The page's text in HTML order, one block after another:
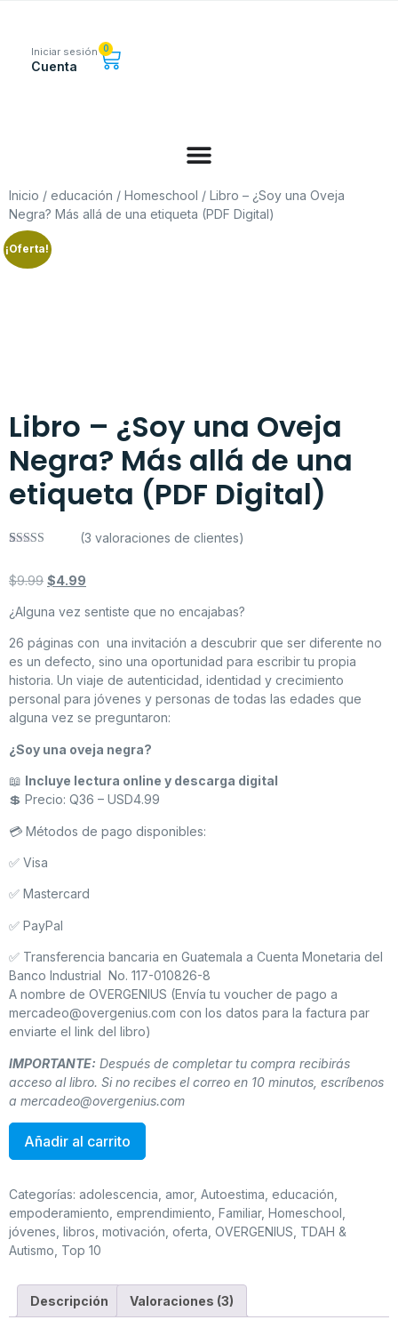
Iniciar sesión
Cuenta
0
Inicio / educación / Homeschool / Libro – ¿Soy una Oveja
Negra? Más allá de una etiqueta (PDF Digital)
¡Oferta!
Libro – ¿Soy una Oveja
Negra? Más allá de una
etiqueta (PDF Digital)
base a
de clientes
(3 valoraciones de clientes)
$9.99 $4.99
¿Alguna vez sentiste que no encajabas?
26 páginas con una invitación a descubrir que ser diferente no
es un defecto, sino una oportunidad para escribir tu propia
historia. Un viaje de autenticidad, identidad y crecimiento
personal para jóvenes y personas de todas las edades que
alguna vez se preguntaron:
¿Soy una oveja negra?
📖 Incluye lectura online y descarga digital
💲 Precio: Q36 – USD4.99
💳 Métodos de pago disponibles:
✅ Visa
✅ Mastercard
✅ PayPal
✅ Transferencia bancaria en Guatemala a Cuenta Monetaria del
Banco Industrial No. 117-010826-8
A nombre de OVERGENIUS (Envía tu voucher de pago a
mercadeo@overgenius.com con los datos para la factura par
enviarte el link del libro)
IMPORTANTE: Después de completar tu compra recibirás
acceso al libro. Si no recibes el correo en 10 minutos, escríbenos
a mercadeo@overgenius.com
Añadir al carrito
Categorías: adolescencia amor, Autoestima educación
empoderamiento emprendimiento Familiar, Homeschool
jóvenes libros motivación oferta OVERGENIUS TDAH &
Autismo Top 10
Descripción Valoraciones (3)